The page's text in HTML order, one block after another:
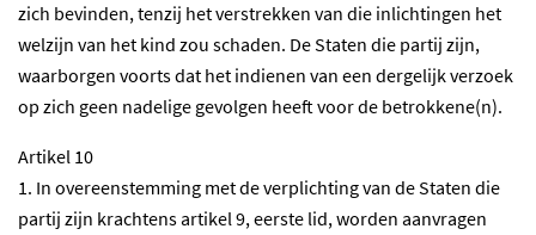
zich bevinden, tenzij het verstrekken van die inlichtingen het
welzijn van het kind zou schaden. De Staten die partij zijn,
waarborgen voorts dat het indienen van een dergelijk verzoek
op zich geen nadelige gevolgen heeft voor de betrokkene(n).
Artikel 10
1. In overeenstemming met de verplichting van de Staten die
partij zijn krachtens artikel 9, eerste lid, worden aanvragen